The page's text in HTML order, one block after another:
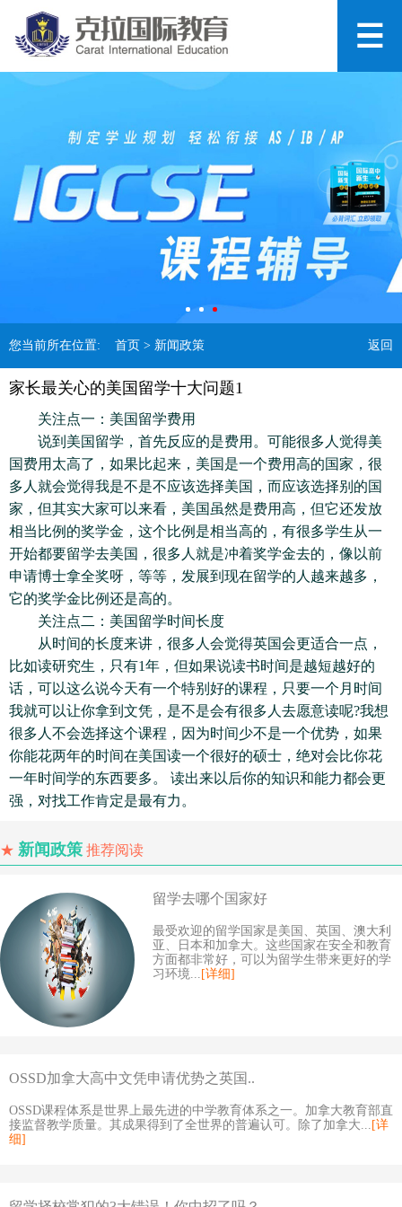
您当前所在位置: 首页 > 新闻政策 返回
家长最关心的美国留学十大问题1
关注点一：美国留学费用
说到美国留学，首先反应的是费用。可能很多人觉得美
国费用太高了，如果比起来，美国是一个费用高的国家，很
多人就会觉得我是不是不应该选择美国，而应该选择别的国
家，但其实大家可以来看，美国虽然是费用高，但它还发放
相当比例的奖学金，这个比例是相当高的，有很多学生从一
开始都要留学去美国，很多人就是冲着奖学金去的，像以前
申请博士拿全奖呀，等等，发展到现在留学的人越来越多，
它的奖学金比例还是高的。
关注点二：美国留学时间长度
从时间的长度来讲，很多人会觉得英国会更适合一点，
比如读研究生，只有1年，但如果说读书时间是越短越好的
话，可以这么说今天有一个特别好的课程，只要一个月时间
我就可以让你拿到文凭，是不是会有很多人去愿意读呢?我想
很多人不会选择这个课程，因为时间少不是一个优势，如果
你能花两年的时间在美国读一个很好的硕士，绝对会比你花
一年时间学的东西要多。 读出来以后你的知识和能力都会更
强，对找工作肯定是最有力。
★ 新闻政策 推荐阅读
留学去哪个国家好
最受欢迎的留学国家是美国、英国、澳大利
亚、日本和加拿大。这些国家在安全和教育
方面都非常好，可以为留学生带来更好的学
习环境... [详细]
OSSD加拿大高中文凭申请优势之英国..
OSSD课程体系是世界上最先进的中学教育体系之一。加拿大教育部直
接监督教学质量。其成果得到了全世界的普遍认可。除了加拿大... [详
细]